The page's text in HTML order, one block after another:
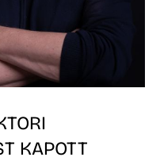
KAPOTT